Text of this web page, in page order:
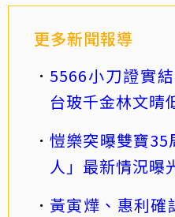
更多新聞報導
5566小刀證實
台玻千金林文晴
愷樂突曝雙寶35
人」最新情況曝
黃寅燁、惠利確